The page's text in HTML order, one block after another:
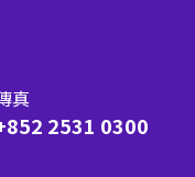
真
2531 0300